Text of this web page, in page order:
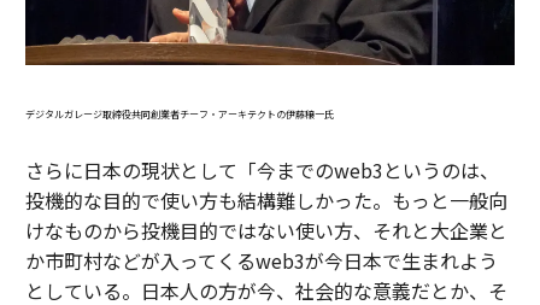
デジタルガレージ取締役共同創業者チーフ・アーキテクトの伊藤穣一氏
さらに日本の現状として「今までのweb3というのは、
投機的な目的で使い方も結構難しかった。もっと一般向
けなものから投機目的ではない使い方、それと大企業と
か市町村などが入ってくるweb3が今日本で生まれよう
としている。日本人の方が今、社会的な意義だとか、そ